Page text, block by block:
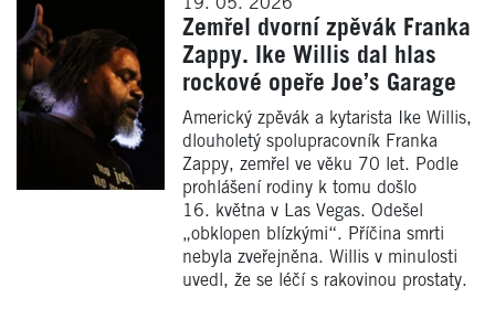
19. 05. 2026
Zemřel dvorní zpěvák Franka
Zappy. Ike Willis dal hlas
rockové opeře Joe’s Garage
Americký zpěvák a kytarista Ike Willis,
dlouholetý spolupracovník Franka
Zappy, zemřel ve věku 70 let. Podle
prohlášení rodiny k tomu došlo
16. května v Las Vegas. Odešel
„obklopen blízkými“. Příčina smrti
nebyla zveřejněna. Willis v minulosti
uvedl, že se léčí s rakovinou prostaty.